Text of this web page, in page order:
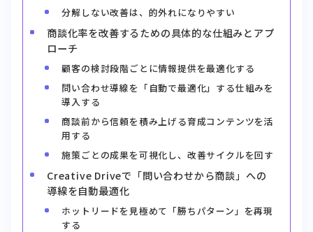
分解しない改善は、的外れになりやすい
商談化率を改善するための具体的な仕組みとアプ
ローチ
顧客の検討段階ごとに情報提供を最適化する
問い合わせ導線を「自動で最適化」する仕組みを
導入する
商談前から信頼を積み上げる育成コンテンツを活
用する
施策ごとの成果を可視化し、改善サイクルを回す
Creative Driveで「問い合わせから商談」への
導線を自動最適化
ホットリードを見極めて「勝ちパターン」を再現
する